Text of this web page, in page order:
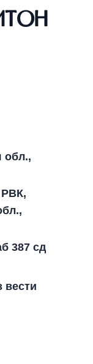
обл.,
387 сд
вести